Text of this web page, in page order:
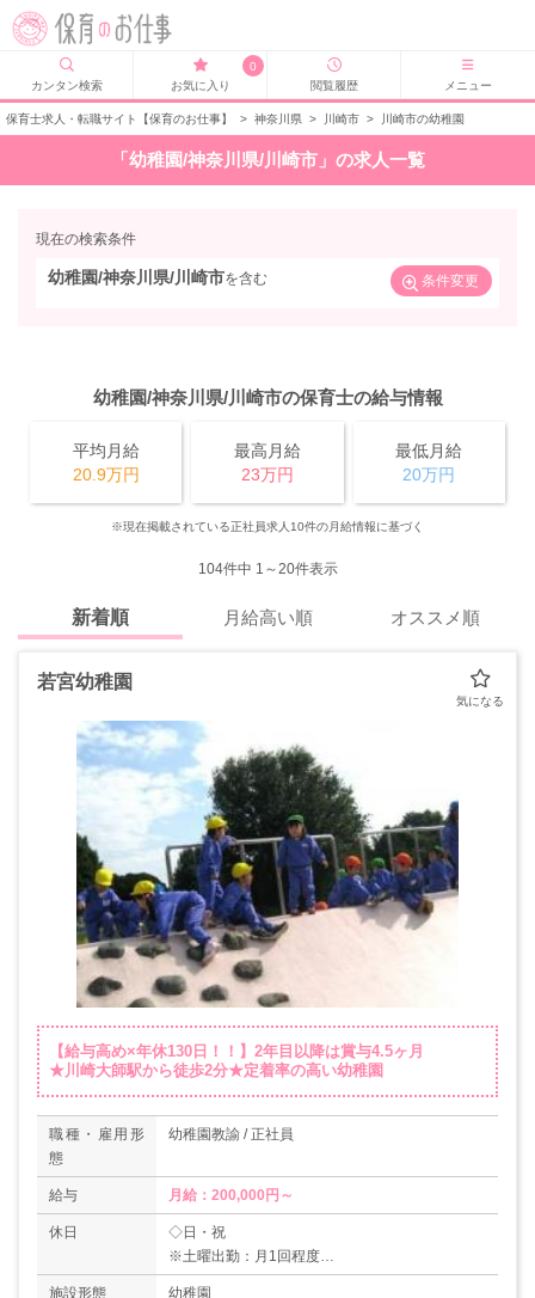
カンタン検索
0
お気に入り
閲覧履歴 メニュー
保育士求人・転職サイト【保育のお仕事】 > 神奈川県 > 川崎市 > 川崎市の幼稚園
「幼稚園/神奈川県/川崎市」の求人一覧
現在の検索条件
幼稚園/神奈川県/川崎市を含む 条件変更
幼稚園/神奈川県/川崎市の保育士の給与情報
平均月給
20.9万円
最高月給
23万円
最低月給
20万円
※現在掲載されている正社員求人10件の月給情報に基づく
104件中 1～20件表示
新着順 月給高い順 オススメ順
若宮幼稚園
【給与高め×年休130日！！】2年目以降は賞与4.5ヶ月
★川崎大師駅から徒歩2分★定着率の高い幼稚園
職種・雇用形
態
幼稚園教諭 / 正社員
給与 月給：200,000円～
休日
◇日・祝
※土曜出勤：月1回程度
◇産休・育休実績あり
施設形態 幼稚園